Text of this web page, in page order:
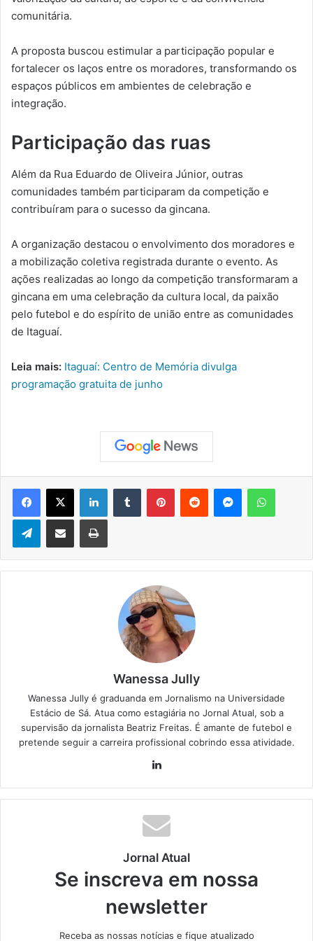
comunitária.
A proposta buscou estimular a participação popular e
fortalecer os laços entre os moradores, transformando os
espaços públicos em ambientes de celebração e
integração.
Participação das ruas
Além da Rua Eduardo de Oliveira Júnior, outras
comunidades também participaram da competição e
contribuíram para o sucesso da gincana.
A organização destacou o envolvimento dos moradores e
a mobilização coletiva registrada durante o evento. As
ações realizadas ao longo da competição transformaram a
gincana em uma celebração da cultura local, da paixão
pelo futebol e do espírito de união entre as comunidades
de Itaguaí.
Leia mais: Itaguaí: Centro de Memória divulga
programação gratuita de junho
Telegram
Wanessa Jully
Wanessa Jully é graduanda em Jornalismo na Universidade
Estácio de Sá. Atua como estagiária no Jornal Atual, sob a
supervisão da jornalista Beatriz Freitas. É amante de futebol e
pretende seguir a carreira profissional cobrindo essa atividade.
din
Jornal Atual
Se inscreva em nossa
newsletter
Receba as nossas notícias e fique atualizado